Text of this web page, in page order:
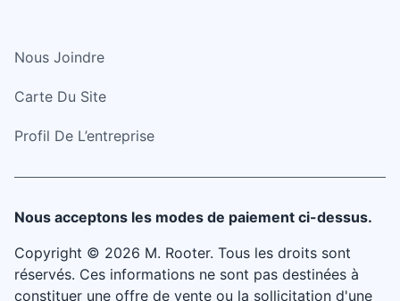
Nous Joindre
Carte Du Site
Profil De L’entreprise
Nous acceptons les modes de paiement ci-dessus.
Copyright © 2026 M. Rooter. Tous les droits sont
réservés. Ces informations ne sont pas destinées à
constituer une offre de vente ou la sollicitation d'une